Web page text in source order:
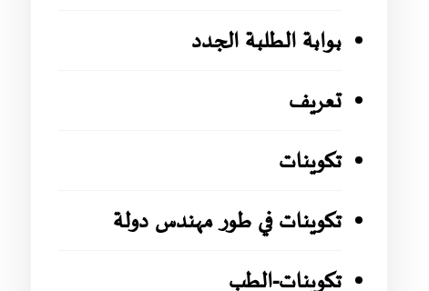
بوابة الطلبة الجدد
تعريف
تكوينات
تكوينات في طور مهندس دولة
تكوينات-الطب